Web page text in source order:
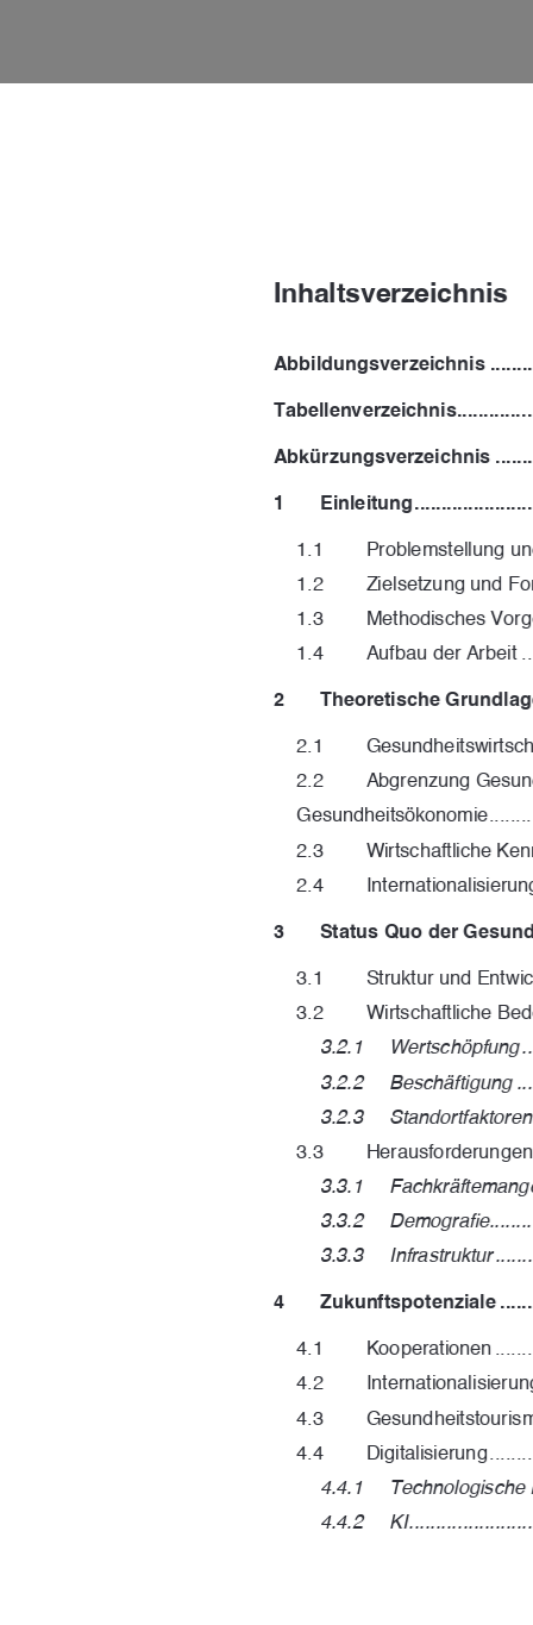
Inhaltsverzeichnis
Abbildungsverzeichnis
Tabellenverzeichnis
Abkürzungsverzeichnis
1 Einleitung
1.1 Problemstellung
1.2 Zielsetzung und
1.3 Methodisches
1.4 Aufbau der Arbeit
2 Theoretische
2.1
2.2 Abgrenzung
Gesundheitsökonomie
2.3 Wirtschaftliche
2.4
3 Status Quo der
3.1 Struktur und
3.2 Wirtschaftliche
3.2.1 Wertschöpfung
3.2.2 Beschäftigung
3.2.3
3.3
3.3.1
3.3.2 Demografie
3.3.3 Infrastruktur
4 Zukunftspotenziale
4.1 Kooperationen
4.2
4.3
4.4 Digitalisierung
4.4.1 Technologische
4.4.2 KI